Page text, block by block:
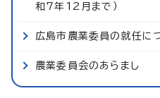
和7年12月まで）
広島市農業委員の就任に
農業委員会のあらまし